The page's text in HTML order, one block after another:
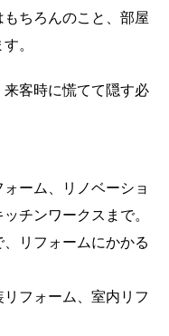
ちろんのこと、部屋
。
客時に慌てて隠す必
ーム、リノベーショ
チンワークスまで。
リフォームにかかる
フォーム、室内リフ